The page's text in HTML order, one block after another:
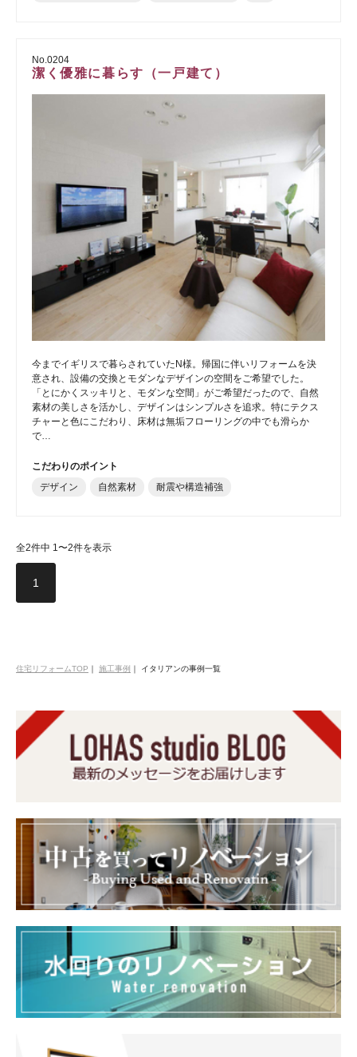
No.0204
潔く優雅に暮らす（一戸建て）
今までイギリスで暮らされていたN様。帰国に伴いリフォームを決
意され、設備の交換とモダンなデザインの空間をご希望でした。
「とにかくスッキリと、モダンな空間」がご希望だったので、自然
素材の美しさを活かし、デザインはシンプルさを追求。特にテクス
チャーと色にこだわり、床材は無垢フローリングの中でも滑らか
で…
こだわりのポイント
デザイン
自然素材 耐震や構造補強
全2件中 1〜2件を表示
1
住宅リフォームTOP 施工事例 イタリアンの事例一覧